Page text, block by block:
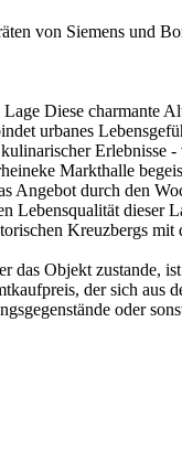
von Siemens und
Diese
urbanes
Markthalle
durch den
dieser
Kreuzbergs
Objekt zustande,
der sich
oder